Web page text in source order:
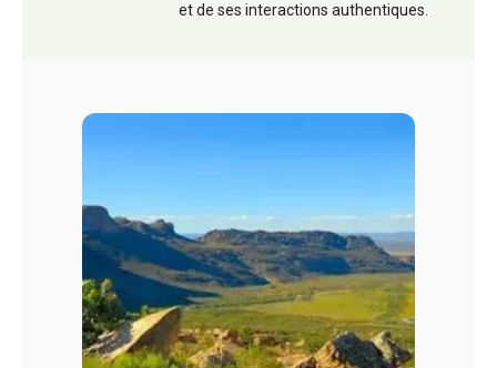
et de ses interactions authentiques.